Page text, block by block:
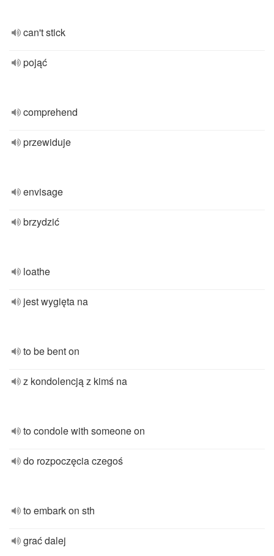
can't stick
pojąć
comprehend
przewiduje
envisage
brzydzić
loathe
jest wygięta na
to be bent on
z kondolencją z kimś na
to condole with someone on
do rozpoczęcia czegoś
to embark on sth
grać dalej